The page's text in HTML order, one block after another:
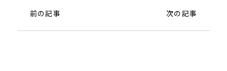
前の記事 次の記事